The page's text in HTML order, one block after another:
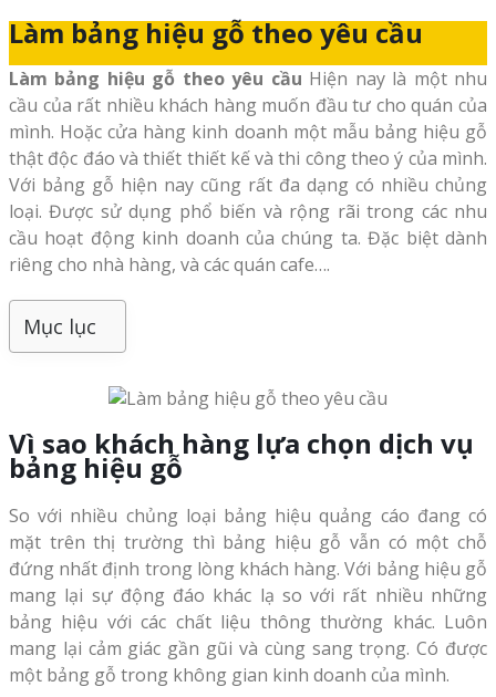
Làm bảng hiệu gỗ theo yêu cầu
Làm bảng hiệu gỗ theo yêu cầu Hiện nay là một nhu
cầu của rất nhiều khách hàng muốn đầu tư cho quán của
mình. Hoặc cửa hàng kinh doanh một mẫu bảng hiệu gỗ
thật độc đáo và thiết thiết kế và thi công theo ý của mình.
Với bảng gỗ hiện nay cũng rất đa dạng có nhiều chủng
loại. Được sử dụng phổ biến và rộng rãi trong các nhu
cầu hoạt động kinh doanh của chúng ta. Đặc biệt dành
riêng cho nhà hàng, và các quán cafe….
Mục lục
Vì sao khách hàng lựa chọn dịch vụ
bảng hiệu gỗ
So với nhiều chủng loại bảng hiệu quảng cáo đang có
mặt trên thị trường thì bảng hiệu gỗ vẫn có một chỗ
đứng nhất định trong lòng khách hàng. Với bảng hiệu gỗ
mang lại sự động đáo khác lạ so với rất nhiều những
bảng hiệu với các chất liệu thông thường khác. Luôn
mang lại cảm giác gần gũi và cùng sang trọng. Có được
một bảng gỗ trong không gian kinh doanh của mình.